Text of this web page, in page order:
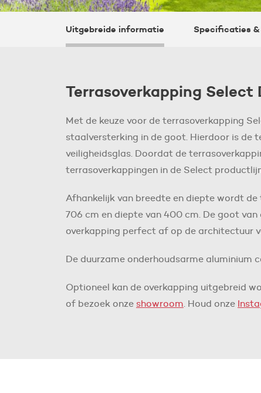
Uitgebreide informatie Specificaties &
Terrasoverkapping Select
Met de keuze voor de terrasoverkapping
staalversterking in de goot. Hierdoor is de
veiligheidsglas. Doordat de
terrasoverkappingen in de Select
Afhankelijk van breedte en diepte wordt
706 cm en diepte van 400 cm. De goot
overkapping perfect af op de architectuur
De duurzame onderhoudsarme aluminium
Optioneel kan de overkapping uitgebreid
of bezoek onze showroom . Houd onze